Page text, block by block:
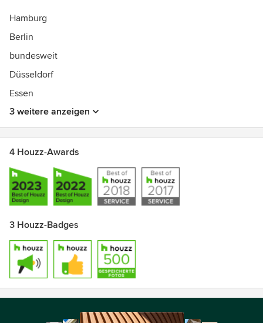
Hamburg
Berlin
bundesweit
Düsseldorf
Essen
3 weitere anzeigen
4 Houzz-Awards
3 Houzz-Badges